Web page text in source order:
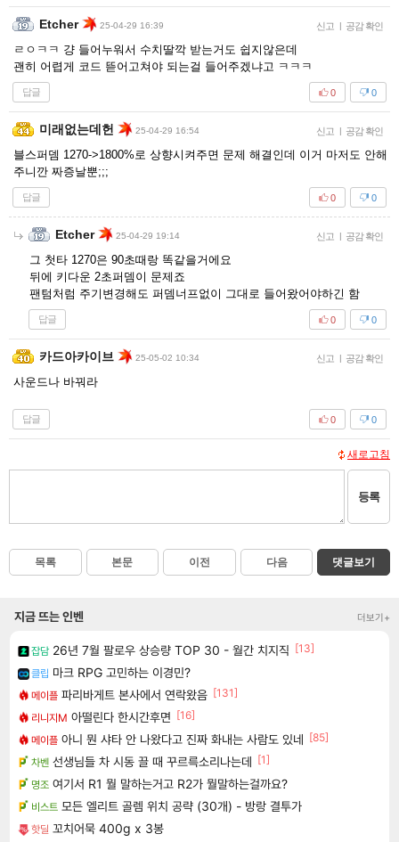
Etcher 25-04-29 16:39 신고 | 공감 확인
ㄹㅇㅋㅋ 걍 들어누워서 수치딸깍 받는거도 쉽지않은데
괜히 어렵게 코드 뜯어고쳐야 되는걸 들어주겠냐고 ㅋㅋㅋ
답글 0
0
미래없는데헌 25-04-29 16:54 신고 | 공감 확인
블스퍼뎀 1270->1800%로 상향시켜주면 문제 해결인데 이거 마저도 안해
주니깐 짜증날뿐;;;
답글 0
0
Etcher 25-04-29 19:14 신고 | 공감 확인
그 첫타 1270은 90초때랑 똑같을거에요
뒤에 키다운 2초퍼뎀이 문제죠
팬텀처럼 주기변경해도 퍼뎀너프없이 그대로 들어왔어야하긴 함
답글 0
0
카드아카이브 25-05-02 10:34 신고 | 공감 확인
사운드나 바꿔라
답글 0
0
새로고침
등록
목록 본문 이전 다음 댓글보기
지금 뜨는 인벤 더보기+
잡담 26년 7월 팔로우 상승량 TOP 30 - 월간 치지직 [13]
클립 마크 RPG 고민하는 이경민?
메이플 파리바게트 본사에서 연락왔음 [131]
리니지M 아떨린다 한시간후면 [16]
메이플 아니 뭔 샤타 안 나왔다고 진짜 화내는 사람도 있네 [85]
차벤 선생님들 차 시동 끌 때 꾸르륵소리나는데 [1]
명조 여기서 R1 뭘 말하는거고 R2가 뭘말하는걸까요?
비스트 모든 엘리트 골렘 위치 공략 (30개) - 방랑 결투가
핫딜 꼬치어묵 400g x 3봉